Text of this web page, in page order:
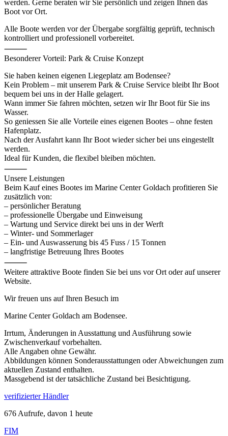
werden. Gerne beraten wir Sie persönlich und zeigen Ihnen das
Boot vor Ort.
Alle Boote werden vor der Übergabe sorgfältig geprüft, technisch
kontrolliert und professionell vorbereitet.
⸻
Besonderer Vorteil: Park & Cruise Konzept
Sie haben keinen eigenen Liegeplatz am Bodensee?
Kein Problem – mit unserem Park & Cruise Service bleibt Ihr Boot
bequem bei uns in der Halle gelagert.
Wann immer Sie fahren möchten, setzen wir Ihr Boot für Sie ins
Wasser.
So geniessen Sie alle Vorteile eines eigenen Bootes – ohne festen
Hafenplatz.
Nach der Ausfahrt kann Ihr Boot wieder sicher bei uns eingestellt
werden.
Ideal für Kunden, die flexibel bleiben möchten.
⸻
Unsere Leistungen
Beim Kauf eines Bootes im Marine Center Goldach profitieren Sie
zusätzlich von:
– persönlicher Beratung
– professionelle Übergabe und Einweisung
– Wartung und Service direkt bei uns in der Werft
– Winter- und Sommerlager
– Ein- und Auswasserung bis 45 Fuss / 15 Tonnen
– langfristige Betreuung Ihres Bootes
⸻
Weitere attraktive Boote finden Sie bei uns vor Ort oder auf unserer
Website.
Wir freuen uns auf Ihren Besuch im
Marine Center Goldach am Bodensee.
Irrtum, Änderungen in Ausstattung und Ausführung sowie
Zwischenverkauf vorbehalten.
Alle Angaben ohne Gewähr.
Abbildungen können Sonderausstattungen oder Abweichungen zum
aktuellen Zustand enthalten.
Massgebend ist der tatsächliche Zustand bei Besichtigung.
verifizierter Händler
676 Aufrufe, davon 1 heute
FIM